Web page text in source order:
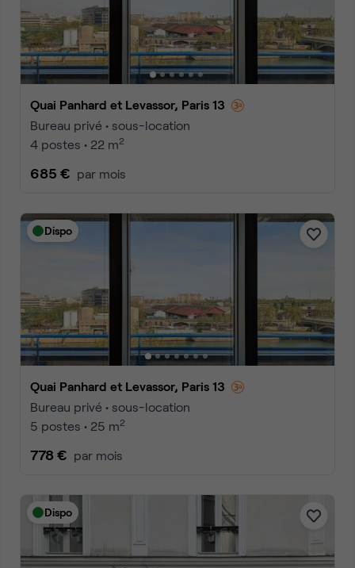
Quai Panhard et Levassor, Paris 13
Bureau privé • sous-location
4 postes • 22 m2
685 € par mois
Dispo
Quai Panhard et Levassor, Paris 13
Bureau privé • sous-location
5 postes • 25 m2
778 € par mois
Dispo